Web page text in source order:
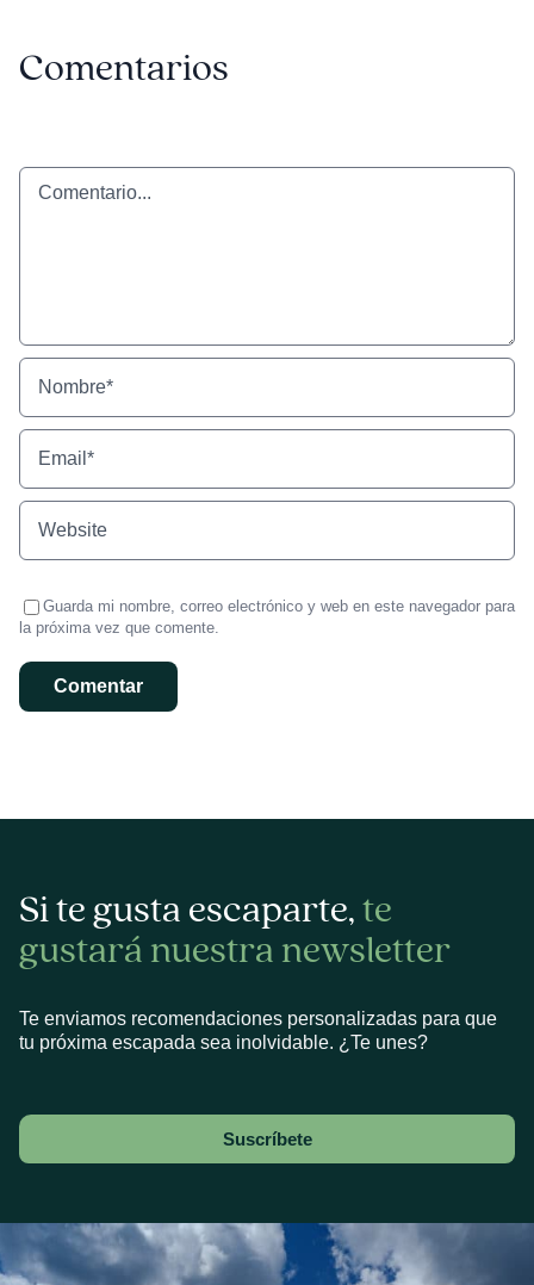
Comentarios
Comentario
Guarda mi nombre, correo electrónico y web en este navegador para
la próxima vez que comente.
Si te gusta escaparte,te
gustará nuestra newsletter
Te enviamos recomendaciones personalizadas para que
tu próxima escapada sea inolvidable. ¿Te unes?
Suscríbete